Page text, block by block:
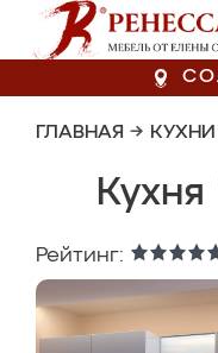
ГЛАВНАЯ → КУХНИ
Рейтинг: